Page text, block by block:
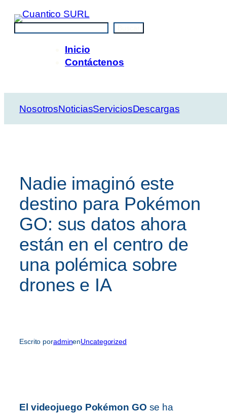
Saltar
contenido
Inicio
Contáctenos
NosotrosNoticiasServiciosDescargas
Nadie imaginó este
destino para Pokémon
GO: sus datos ahora
están en el centro de
una polémica sobre
drones e IA
Escrito poradminenUncategorized
El videojuego Pokémon GO se ha